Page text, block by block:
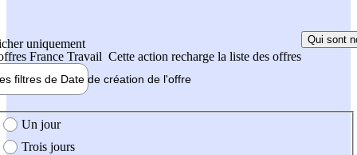
uniquement
France Travail Cette action recharge la liste des offres
Qui sont
filtres de Date de création de l'offre
création de l'offre
Un jour
Trois jours